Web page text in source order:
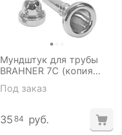
Мундштук для трубы
BRAHNER 7C (копия
Под заказ
35 84 руб.